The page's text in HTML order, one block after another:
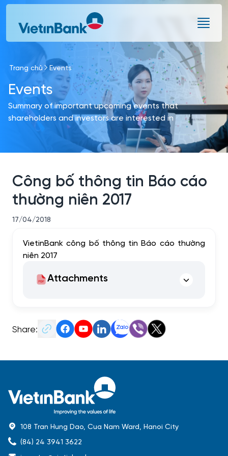
Skip to Main Content
Trang chủ Events
Events
Summary of important upcoming events that
shareholders and investors are interested in
Công bố thông tin Báo cáo
thường niên 2017
17/04/2018
VietinBank công bố thông tin Báo cáo thường
niên 2017
Attachments
Share:
108 Tran Hung Dao, Cua Nam Ward, Hanoi City
(84) 24 3941 3622